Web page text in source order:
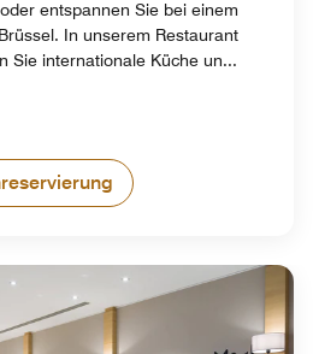
entspannen Sie bei einem
In unserem Restaurant
Sie internationale Küche un...